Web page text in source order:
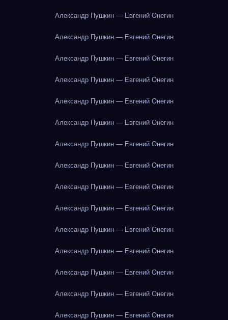
Александр Пушкин — Евгений Онегин
Александр Пушкин — Евгений Онегин
Александр Пушкин — Евгений Онегин
Александр Пушкин — Евгений Онегин
Александр Пушкин — Евгений Онегин
Александр Пушкин — Евгений Онегин
Александр Пушкин — Евгений Онегин
Александр Пушкин — Евгений Онегин
Александр Пушкин — Евгений Онегин
Александр Пушкин — Евгений Онегин
Александр Пушкин — Евгений Онегин
Александр Пушкин — Евгений Онегин
Александр Пушкин — Евгений Онегин
Александр Пушкин — Евгений Онегин
Александр Пушкин — Евгений Онегин